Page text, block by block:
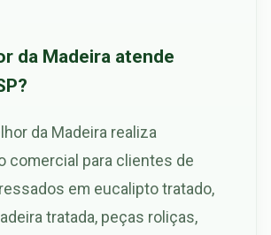
da Madeira atende
da Madeira realiza
comercial para clientes de
em eucalipto tratado,
tratada, peças roliças,